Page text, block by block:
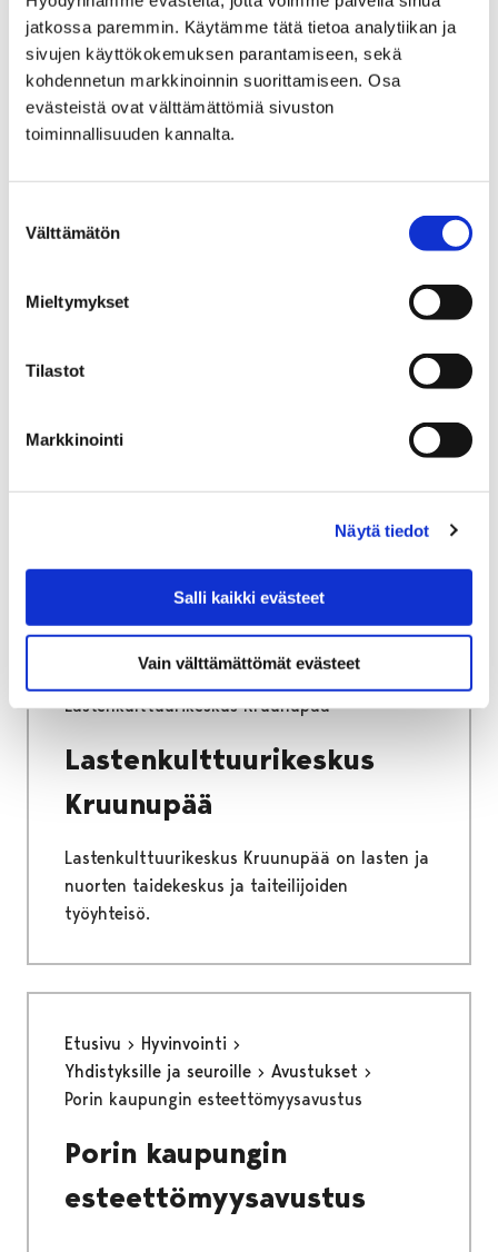
jatkossa paremmin. Käytämme tätä tietoa analytiikan ja
sivujen käyttökokemuksen parantamiseen, sekä
kohdennetun markkinoinnin suorittamiseen. Osa
evästeistä ovat välttämättömiä sivuston
toiminnallisuuden kannalta.
valinta
Välttämätön
Mieltymykset
Tilastot
Markkinointi
Näytä tiedot
Salli kaikki evästeet
Vain välttämättömät evästeet
Etusivu
Kaupunki ja hallinto
Hankkeet ja verkostot
Hankkeet
Maahanmuuttajien neuvontapiste
Tietopaketti maahanmuuttajille
Opiskelu Porissa
Etusivu Lomatoiminta
Lomatoiminta
Tältä sivulta löydät tietoa Porin kaupungin
Lastenkulttuurikeskus Kruunupää
Lastenkulttuurikeskus
Kruunupää
Lastenkulttuurikeskus Kruunupää on lasten ja
nuorten taidekeskus ja taiteilijoiden
työyhteisö.
Etusivu
Hyvinvointi
Yhdistyksille ja seuroille
Avustukset
Porin kaupungin esteettömyysavustus
Porin kaupungin
esteettömyysavustus